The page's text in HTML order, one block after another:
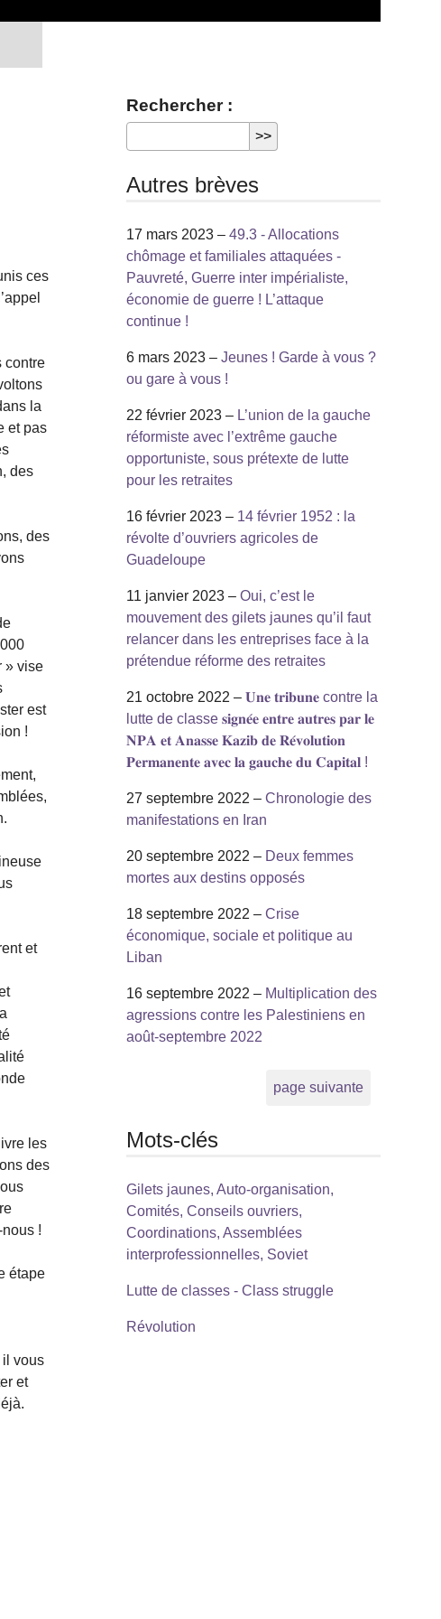
ces
contre
la
et pas
des
des
» vise
est
!
et
les
des
!
étape
il vous
et
Rechercher :
Autres brèves
17 mars 2023 – 49.3 - Allocations
chômage et familiales attaquées -
Pauvreté, Guerre inter impérialiste,
économie de guerre ! L’attaque
continue !
6 mars 2023 – Jeunes ! Garde à vous ?
ou gare à vous !
22 février 2023 – L’union de la gauche
réformiste avec l’extrême gauche
opportuniste, sous prétexte de lutte
pour les retraites
16 février 2023 – 14 février 1952 : la
révolte d’ouvriers agricoles de
Guadeloupe
11 janvier 2023 – Oui, c’est le
mouvement des gilets jaunes qu’il faut
relancer dans les entreprises face à la
prétendue réforme des retraites
21 octobre 2022 – 𝐔𝐧𝐞 𝐭𝐫𝐢𝐛𝐮𝐧𝐞 contre la
lutte de classe 𝐬𝐢𝐠𝐧𝐞́𝐞 𝐞𝐧𝐭𝐫𝐞 𝐚𝐮𝐭𝐫𝐞𝐬 𝐩𝐚𝐫 𝐥𝐞
𝐍𝐏𝐀 𝐞𝐭 𝐀𝐧𝐚𝐬𝐬𝐞 𝐊𝐚𝐳𝐢𝐛 𝐝𝐞 𝐑𝐞́𝐯𝐨𝐥𝐮𝐭𝐢𝐨𝐧
𝐏𝐞𝐫𝐦𝐚𝐧𝐞𝐧𝐭𝐞 𝐚𝐯𝐞𝐜 𝐥𝐚 𝐠𝐚𝐮𝐜𝐡𝐞 𝐝𝐮 𝐂𝐚𝐩𝐢𝐭𝐚𝐥 !
27 septembre 2022 – Chronologie des
manifestations en Iran
20 septembre 2022 – Deux femmes
mortes aux destins opposés
18 septembre 2022 – Crise
économique, sociale et politique au
Liban
16 septembre 2022 – Multiplication des
agressions contre les Palestiniens en
août-septembre 2022
page suivante
Mots-clés
Gilets jaunes, Auto-organisation,
Comités, Conseils ouvriers,
Coordinations, Assemblées
interprofessionnelles, Soviet
Lutte de classes - Class struggle
Révolution